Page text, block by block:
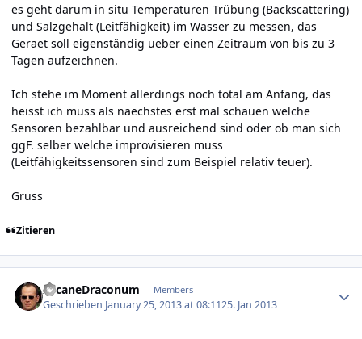
es geht darum in situ Temperaturen Trübung (Backscattering)
und Salzgehalt (Leitfähigkeit) im Wasser zu messen, das
Geraet soll eigenständig ueber einen Zeitraum von bis zu 3
Tagen aufzeichnen.
Ich stehe im Moment allerdings noch total am Anfang, das
heisst ich muss als naechstes erst mal schauen welche
Sensoren bezahlbar und ausreichend sind oder ob man sich
ggF. selber welche improvisieren muss
(Leitfähigkeitssensoren sind zum Beispiel relativ teuer).
Gruss
Zitieren
ArcaneDraconum Members
Geschrieben January 25, 2013 at 08:1125. Jan 2013